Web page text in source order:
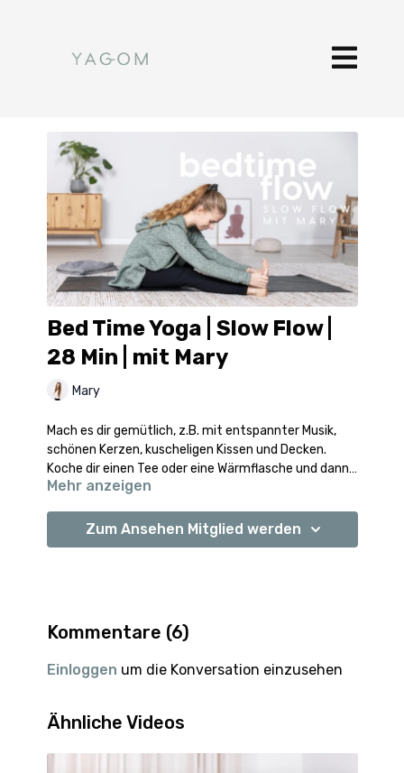
Bed Time Yoga | Slow Flow |
28 Min | mit Mary
Mary
Mach es dir gemütlich, z.B. mit entspannter Musik,
schönen Kerzen, kuscheligen Kissen und Decken.
Koche dir einen Tee oder eine Wärmflasche und dann
genießen wir zusammen sanfte Dehnungen
Video auch direkt im Bett machen und danach
entspannt einschlafen.
Ich wünsche dir einen schönen Abend und eine
Namaste, deine Mary
Mehr anzeigen
Zum Ansehen Mitglied werden
Kommentare (6)
Einloggen um die Konversation einzusehen
Ähnliche Videos